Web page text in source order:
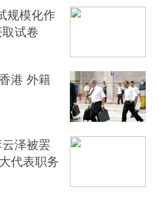
规模化作
试卷
港 外籍
泽被罢
代表职务